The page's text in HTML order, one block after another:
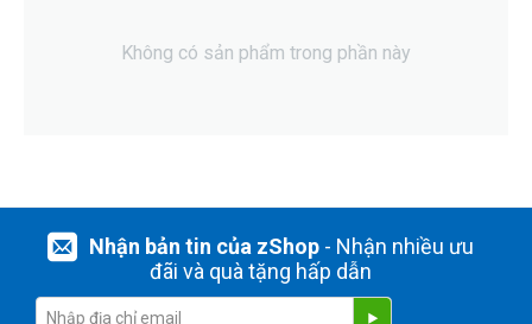
Không có sản phẩm trong phần này
Nhận bản tin của zShop- Nhận nhiều ưu
đãi và quà tặng hấp dẫn